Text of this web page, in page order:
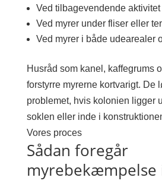
Ved tilbagevendende aktivitet
Ved myrer under fliser eller
Ved myrer i både udearealer
Husråd som kanel, kaffegrums
forstyrre myrerne kortvarigt.
problemet, hvis kolonien ligger
soklen eller inde i
Vores proces
Sådan foregår
myrebekæmpelse